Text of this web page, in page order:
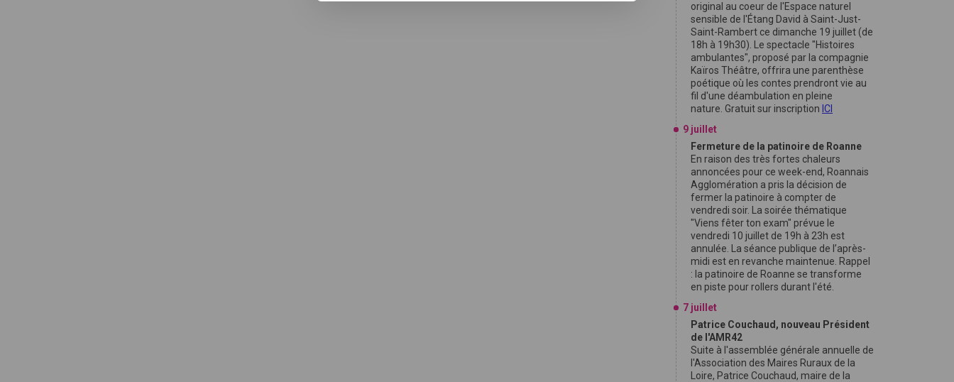
original au coeur de l'Espace naturel
sensible de l'Étang David à Saint-Just-
Saint-Rambert ce dimanche 19 juillet (de
18h à 19h30). Le spectacle "Histoires
ambulantes", proposé par la compagnie
Kaïros Théâtre, offrira une parenthèse
poétique où les contes prendront vie au
fil d'une déambulation en pleine
nature. Gratuit sur inscription ICI
9 juillet
Fermeture de la patinoire de Roanne
En raison des très fortes chaleurs
annoncées pour ce week-end, Roannais
Agglomération a pris la décision de
fermer la patinoire à compter de
vendredi soir. La soirée thématique
"Viens fêter ton exam" prévue le
vendredi 10 juillet de 19h à 23h est
annulée. La séance publique de l’après-
midi est en revanche maintenue. Rappel
: la patinoire de Roanne se transforme
en piste pour rollers durant l'été.
7 juillet
Patrice Couchaud, nouveau Président
de l'AMR42
Suite à l'assemblée générale annuelle de
l'Association des Maires Ruraux de la
Loire, Patrice Couchaud, maire de la